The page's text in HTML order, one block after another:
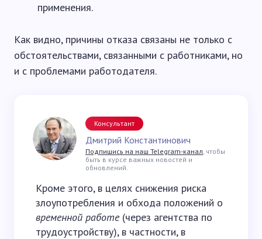
применения.
Как видно, причины отказа связаны не только с
обстоятельствами, связанными с работниками, но
и с проблемами работодателя.
Консультант
Дмитрий Константинович
Подпишись на наш Telegram-канал, чтобы
быть в курсе важных новостей и
обновлений.
Кроме этого, в целях снижения риска
злоупотребления и обхода положений о
временной работе(через агентства по
трудоустройству), в частности, в